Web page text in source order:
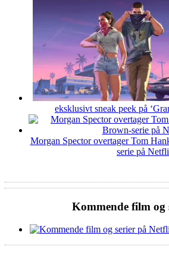
eksklusivt sneak peek på
Morgan Spector overtager Tom
serie på
Kommende film og